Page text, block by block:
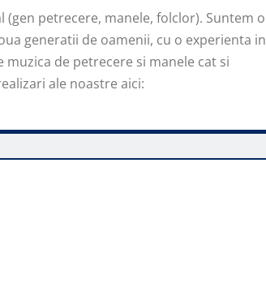
(gen petrecere, manele, folclor). Suntem o
generatii de oamenii, cu o experienta in
de petrecere si manele cat si
ale noastre aici: